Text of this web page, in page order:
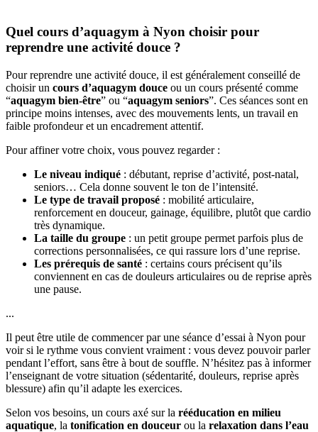
Quel cours d’aquagym à Nyon choisir pour
reprendre une activité douce ?
Pour reprendre une activité douce, il est généralement conseillé de
choisir un cours d’aquagym douce ou un cours présenté comme
“aquagym bien-être” ou “aquagym seniors”. Ces séances sont en
principe moins intenses, avec des mouvements lents, un travail en
faible profondeur et un encadrement attentif.
Pour affiner votre choix, vous pouvez regarder :
Le niveau indiqué : débutant, reprise d’activité, post-natal,
seniors… Cela donne souvent le ton de l’intensité.
Le type de travail proposé : mobilité articulaire,
renforcement en douceur, gainage, équilibre, plutôt que cardio
très dynamique.
La taille du groupe : un petit groupe permet parfois plus de
corrections personnalisées, ce qui rassure lors d’une reprise.
Les prérequis de santé : certains cours précisent qu’ils
conviennent en cas de douleurs articulaires ou de reprise après
une pause.
...
Il peut être utile de commencer par une séance d’essai à Nyon pour
voir si le rythme vous convient vraiment : vous devez pouvoir parler
pendant l’effort, sans être à bout de souffle. N’hésitez pas à informer
l’enseignant de votre situation (sédentarité, douleurs, reprise après
blessure) afin qu’il adapte les exercices.
Selon vos besoins, un cours axé sur la rééducation en milieu
aquatique, la tonification en douceur ou la relaxation dans l’eau